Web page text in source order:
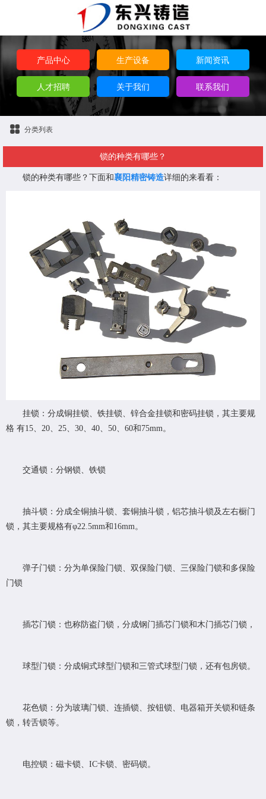
产品中心 生产设备 新闻资讯
人才招聘 关于我们 联系我们
分类列表
锁的种类有哪些？
锁的种类有哪些？下面和襄阳精密铸造详细的来看看：
挂锁：分成铜挂锁、铁挂锁、锌合金挂锁和密码挂锁，其主要规
格 有15、20、25、30、40、50、60和75mm。
交通锁：分钢锁、铁锁
抽斗锁：分成全铜抽斗锁、套铜抽斗锁，铝芯抽斗锁及左右橱门
锁，其主要规格有φ22.5mm和16mm。
弹子门锁：分为单保险门锁、双保险门锁、三保险门锁和多保险
门锁
插芯门锁：也称防盗门锁，分成钢门插芯门锁和木门插芯门锁，
球型门锁：分成铜式球型门锁和三管式球型门锁，还有包房锁。
花色锁：分为玻璃门锁、连插锁、按钮锁、电器箱开关锁和链条
锁，转舌锁等。
电控锁：磁卡锁、IC卡锁、密码锁。